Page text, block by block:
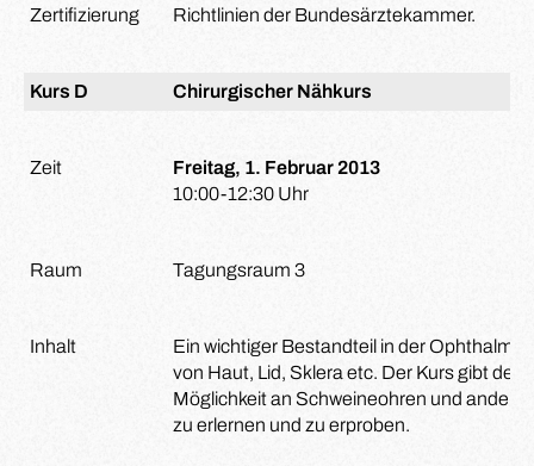
Zertifizierung
Richtlinien der Bundesärztekammer.
Kurs D Chirurgischer Nähkurs
Zeit
Freitag, 1. Februar 2013
10:00-12:30 Uhr
Raum Tagungsraum 3
Inhalt
Ein wichtiger Bestandteil in der
von Haut, Lid, Sklera etc. Der Kurs gibt
Möglichkeit an Schweineohren und
zu erlernen und zu erproben.